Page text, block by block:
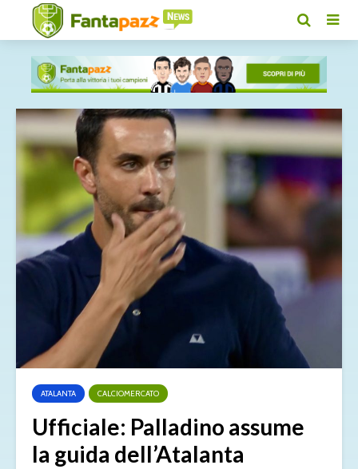
ATALANTA CALCIOMERCATO
Ufficiale: Palladino assume
la guida dell’Atalanta